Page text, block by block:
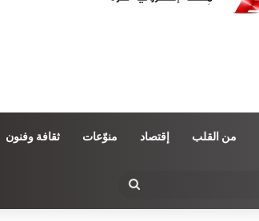
من القلب إقتصاد منوّعات ثقافة وفنون
عن